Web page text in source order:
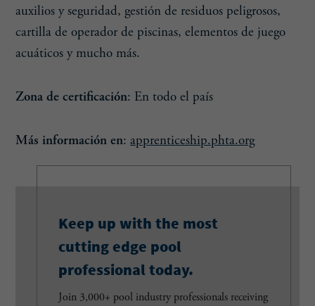
auxilios y seguridad, gestión de residuos peligrosos,
cartilla de operador de piscinas, elementos de juego
acuáticos y mucho más.
Zona de certificación: En todo el país
Más información en: apprenticeship.phta.org
Keep up with the most
cutting edge pool
professional today.
Join 3,000+ pool industry professionals receiving